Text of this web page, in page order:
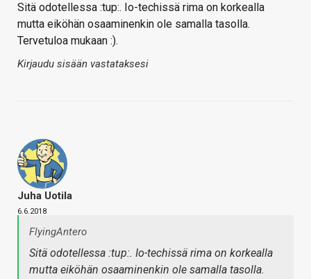
Sitä odotellessa :tup:. Io-techissä rima on korkealla
mutta eiköhän osaaminenkin ole samalla tasolla.
Tervetuloa mukaan :).
Kirjaudu sisään vastataksesi
Juha Uotila
6.6.2018
FlyingAntero
Sitä odotellessa :tup:. Io-techissä rima on korkealla
mutta eiköhän osaaminenkin ole samalla tasolla.